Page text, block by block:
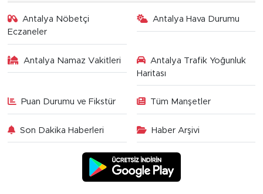
Antalya Nöbetçi
Eczaneler
Antalya Hava Durumu
Antalya Namaz Vakitleri
Antalya Trafik Yoğunluk
Haritası
Puan Durumu ve Fikstür Tüm Manşetler
Son Dakika Haberleri Haber Arşivi